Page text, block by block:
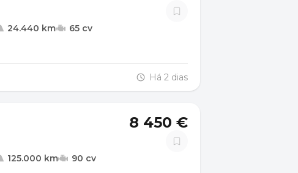
24.440 km 65 cv
Há 2 dias
8 450 €
125.000 km 90 cv